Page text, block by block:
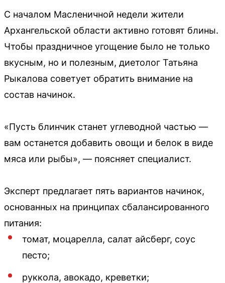
С началом Масленичной недели жители
Архангельской области активно готовят блины.
Чтобы праздничное угощение было не только
вкусным, но и полезным, диетолог Татьяна
Рыкалова советует обратить внимание на
состав начинок.
«Пусть блинчик станет углеводной частью —
вам останется добавить овощи и белок в виде
мяса или рыбы», — поясняет специалист.
Эксперт предлагает пять вариантов начинок,
основанных на принципах сбалансированного
питания:
томат, моцарелла, салат айсберг, соус
песто;
руккола, авокадо, креветки;